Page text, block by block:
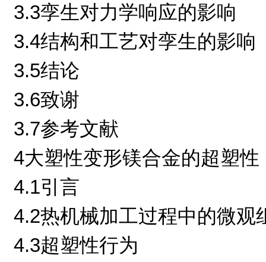
3.3孪生对力学响应的影响
3.4结构和工艺对孪生的影响
3.5结论
3.6致谢
3.7参考文献
4大塑性变形镁合金的超塑性
4.1引言
4.2热机械加工过程中的微观
4.3超塑性行为